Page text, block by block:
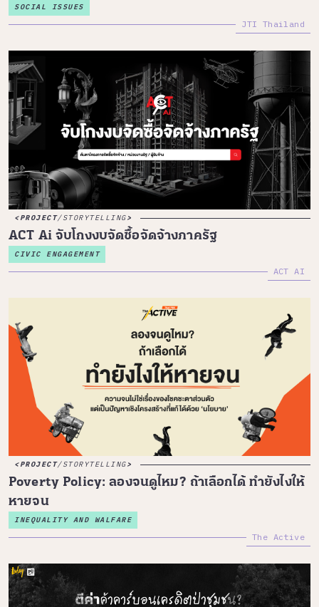
SOCIAL ISSUES
JTI Thailand
PROJECT/STORYTELLING
ACT Ai จับโกงงบจัดซื้อจัดจ้างภาครัฐ
CIVIC ENGAGEMENT
ACT AI
PROJECT/STORYTELLING
Poverty Policy: ลองจนดูไหม? ถ้าเลือกได้ ทำยังไงให้
หายจน
INEQUALITY AND WALFARE
The Active